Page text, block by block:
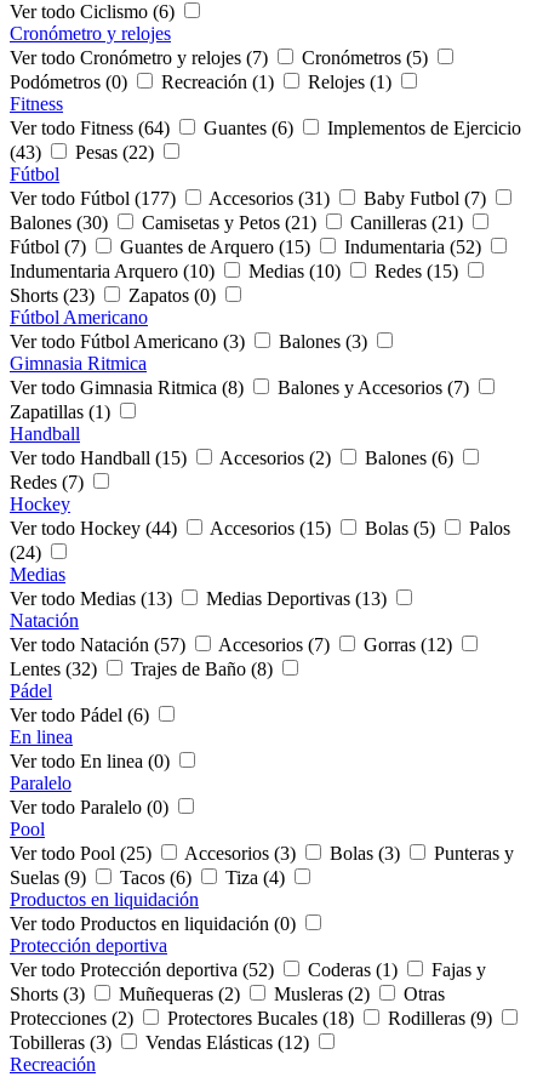
Ver todo Ciclismo (6)
Cronómetro y relojes
Ver todo Cronómetro y relojes (7)
Cronómetros (5)
Podómetros (0)
Recreación (1)
Relojes (1)
Fitness
Ver todo Fitness (64)
Guantes (6)
Implementos de Ejercicio
(43)
Pesas (22)
Fútbol
Ver todo Fútbol (177)
Accesorios (31)
Baby Futbol (7)
Balones (30)
Camisetas y Petos (21)
Canilleras (21)
Fútbol (7)
Guantes de Arquero (15)
Indumentaria (52)
Indumentaria Arquero (10)
Medias (10)
Redes (15)
Shorts (23)
Zapatos (0)
Fútbol Americano
Ver todo Fútbol Americano (3)
Balones (3)
Gimnasia Ritmica
Ver todo Gimnasia Ritmica (8)
Balones y Accesorios (7)
Zapatillas (1)
Handball
Ver todo Handball (15)
Accesorios (2)
Balones (6)
Redes (7)
Hockey
Ver todo Hockey (44)
Accesorios (15) Bolas (5)
Palos
(24)
Medias
Ver todo Medias (13)
Medias Deportivas (13)
Natación
Ver todo Natación (57)
Accesorios (7)
Gorras (12)
Lentes (32)
Trajes de Baño (8)
Pádel
Ver todo Pádel (6)
En linea
Ver todo En linea (0)
Paralelo
Ver todo Paralelo (0)
Pool
Ver todo Pool (25)
Accesorios (3) Bolas (3)
Punteras y
Suelas (9)
Tacos (6)
Tiza (4)
Productos en liquidación
Ver todo Productos en liquidación (0)
Protección deportiva
Ver todo Protección deportiva (52)
Coderas (1)
Fajas y
Shorts (3)
Muñequeras (2) Musleras (2)
Otras
Protecciones (2)
Protectores Bucales (18)
Rodilleras (9)
Tobilleras (3)
Vendas Elásticas (12)
Recreación